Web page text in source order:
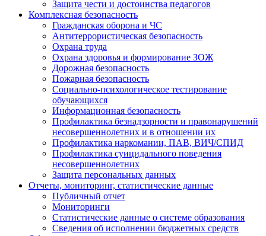
Защита чести и достоинства педагогов
Комплексная безопасность
Гражданская оборона и ЧС
Антитеррористическая безопасность
Охрана труда
Охрана здоровья и формирование ЗОЖ
Дорожная безопасность
Пожарная безопасность
Социально-психологическое тестирование
обучающихся
Информационная безопасность
Профилактика безнадзорности и правонарушений
несовершеннолетних и в отношении их
Профилактика наркомании, ПАВ, ВИЧ/СПИД
Профилактика суицидального поведения
несовершеннолетних
Защита персональных данных
Отчеты, мониторинг, статистические данные
Публичный отчет
Мониторинги
Статистические данные о системе образования
Сведения об исполнении бюджетных средств